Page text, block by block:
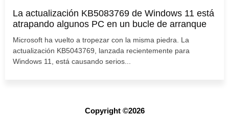
La actualización KB5083769 de Windows 11 está
atrapando algunos PC en un bucle de arranque
Microsoft ha vuelto a tropezar con la misma piedra. La
actualización KB5043769, lanzada recientemente para
Windows 11, está causando serios...
Copyright ©2026